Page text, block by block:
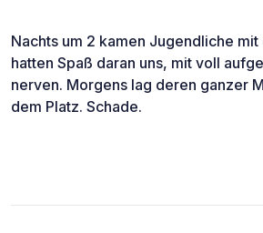
Nachts um 2 kamen Jugendliche
hatten Spaß daran uns, mit voll
nerven. Morgens lag deren ganzer
dem Platz. Schade.